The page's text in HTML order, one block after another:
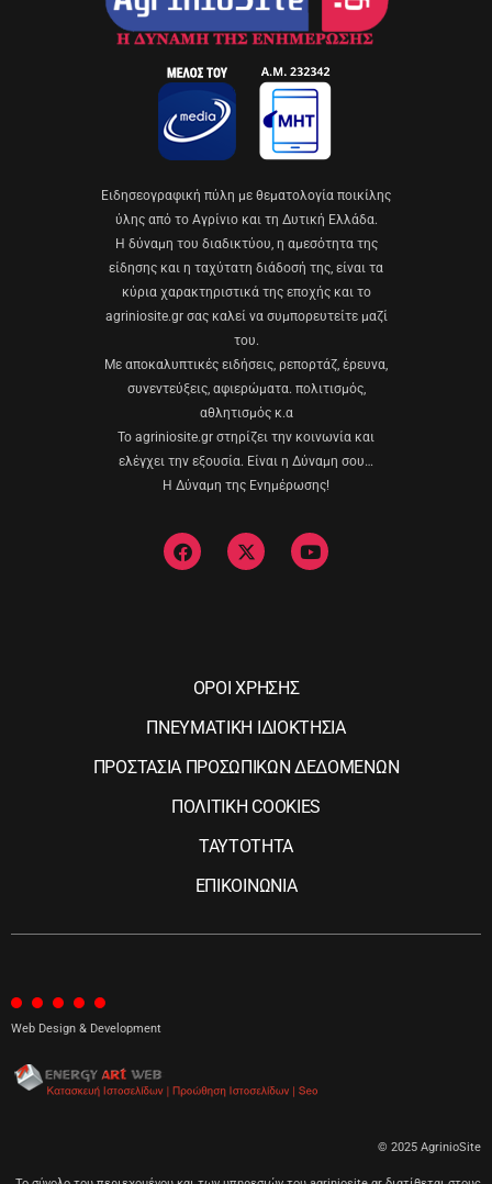
Eιδησεογραφική πύλη με θεματολογία ποικίλης
ύλης από το Αγρίνιο και τη Δυτική Ελλάδα.
Η δύναμη του διαδικτύου, η αμεσότητα της
είδησης και η ταχύτατη διάδοσή της, είναι τα
κύρια χαρακτηριστικά της εποχής και το
agriniosite.gr σας καλεί να συμπορευτείτε μαζί
του.
Με αποκαλυπτικές ειδήσεις, ρεπορτάζ, έρευνα,
συνεντεύξεις, αφιερώματα. πολιτισμός,
αθλητισμός κ.α
Το agriniosite.gr στηρίζει την κοινωνία και
ελέγχει την εξουσία. Είναι η Δύναμη σου…
Η Δύναμη της Ενημέρωσης!
ΟΡΟΙ ΧΡΗΣΗΣ
ΠΝΕΥΜΑΤΙΚΗ ΙΔΙΟΚΤΗΣΙΑ
ΠΡΟΣΤΑΣΙΑ ΠΡΟΣΩΠΙΚΩΝ ΔΕΔΟΜΕΝΩΝ
ΠΟΛΙΤΙΚΗ COOKIES
ΤΑΥΤΟΤΗΤΑ
ΕΠΙΚΟΙΝΩΝΙΑ
Web Design & Development
© 2025 AgrinioSite